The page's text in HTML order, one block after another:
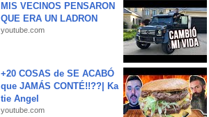
MIS VECINOS PENSARON
QUE ERA UN LADRON
youtube.com
+20 COSAS de SE ACABÓ
que JAMÁS CONTÉ!!??| Ka
tie Angel
youtube.com